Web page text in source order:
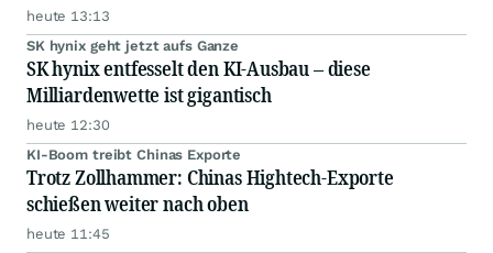
heute 13:13
SK hynix geht jetzt aufs Ganze
SK hynix entfesselt den KI-Ausbau – diese
Milliardenwette ist gigantisch
heute 12:30
KI-Boom treibt Chinas Exporte
Trotz Zollhammer: Chinas Hightech-Exporte
schießen weiter nach oben
heute 11:45